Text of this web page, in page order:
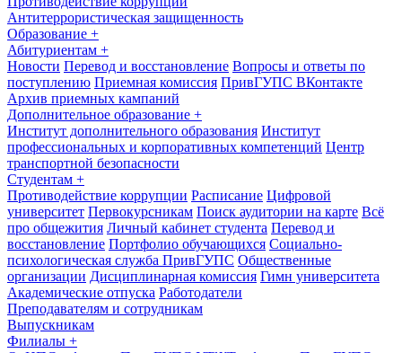
Антитеррористическая защищенность
Образование +
Абитуриентам +
Новости Перевод и восстановление Вопросы и ответы по
поступлению Приемная комиссия ПривГУПС ВКонтакте
Архив приемных кампаний
Дополнительное образование +
Институт дополнительного образования Институт
профессиональных и корпоративных компетенций Центр
транспортной безопасности
Студентам +
Противодействие коррупции Расписание Цифровой
университет Первокурсникам Поиск аудитории на карте Всё
про общежития Личный кабинет студента Перевод и
восстановление Портфолио обучающихся Социально-
психологическая служба ПривГУПС Общественные
организации Дисциплинарная комиссия Гимн университета
Академические отпуска Работодатели
Преподавателям и сотрудникам
Выпускникам
Филиалы +